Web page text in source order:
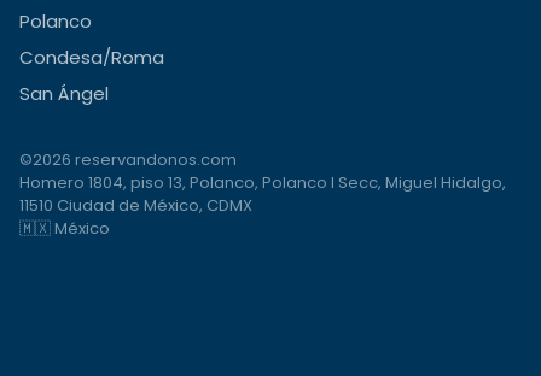
Polanco
Condesa/Roma
San Ángel
©2026 reservandonos.com
Homero 1804, piso 13, Polanco, Polanco I Secc, Miguel Hidalgo,
11510 Ciudad de México, CDMX
🇲🇽 México